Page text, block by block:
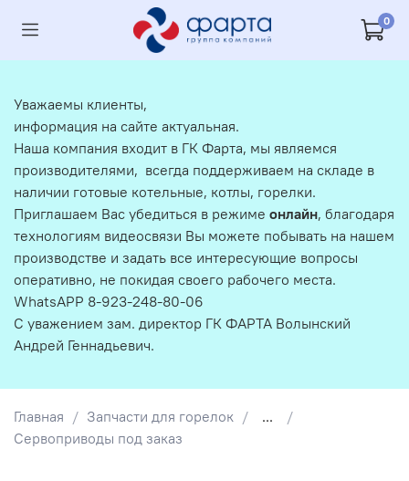
0
Главная Запчасти для горелок
...
Сервоприводы под заказ
Уважаемы клиенты,
информация на сайте актуальная.
Наша компания входит в ГК Фарта, мы являемся
производителями, всегда поддерживаем на складе в
наличии готовые котельные, котлы, горелки.
Приглашаем Вас убедиться в режиме онлайн, благодаря
технологиям видеосвязи Вы можете побывать на нашем
производстве и задать все интересующие вопросы
оперативно, не покидая своего рабочего места.
WhatsAPP 8-923-248-80-06
С уважением зам. директор ГК ФАРТА Волынский
Андрей Геннадьевич.